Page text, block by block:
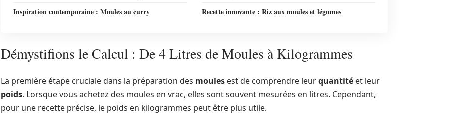
Inspiration contemporaine : Moules au curry
Recette innovante : Riz aux moules et légumes
Démystifions le Calcul : De 4 Litres de Moules à Kilogrammes
La première étape cruciale dans la préparation des moules est de comprendre leurquantité et leur
poids. Lorsque vous achetez des moules en vrac, elles sont souvent mesurées en litres. Cependant,
pour une recette précise, le poids en kilogrammes peut être plus utile.